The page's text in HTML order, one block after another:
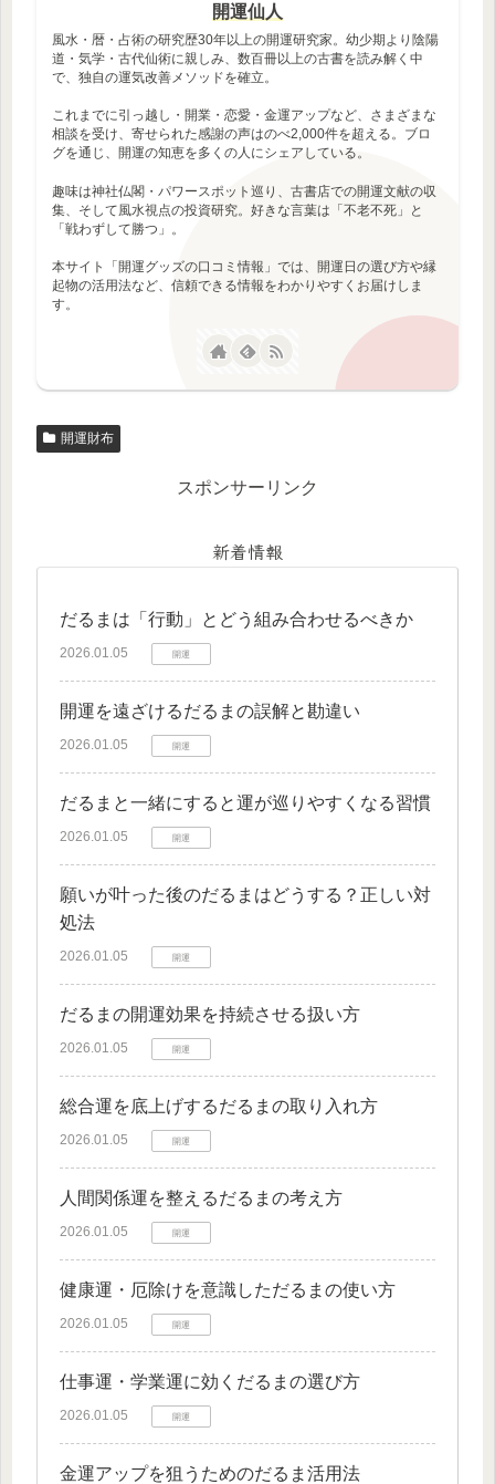
開運仙人
風水・暦・占術の研究歴30年以上の開運研究家。幼少期より陰陽
道・気学・古代仙術に親しみ、数百冊以上の古書を読み解く中
で、独自の運気改善メソッドを確立。
これまでに引っ越し・開業・恋愛・金運アップなど、さまざまな
相談を受け、寄せられた感謝の声はのべ2,000件を超える。ブロ
グを通じ、開運の知恵を多くの人にシェアしている。
趣味は神社仏閣・パワースポット巡り、古書店での開運文献の収
集、そして風水視点の投資研究。好きな言葉は「不老不死」と
「戦わずして勝つ」。
本サイト「開運グッズの口コミ情報」では、開運日の選び方や縁
起物の活用法など、信頼できる情報をわかりやすくお届けしま
す。
開運財布
スポンサーリンク
新着情報
だるまは「行動」とどう組み合わせるべきか
2026.01.05 開運
開運を遠ざけるだるまの誤解と勘違い
2026.01.05 開運
だるまと一緒にすると運が巡りやすくなる習慣
2026.01.05 開運
願いが叶った後のだるまはどうする？正しい対
処法
2026.01.05 開運
だるまの開運効果を持続させる扱い方
2026.01.05 開運
総合運を底上げするだるまの取り入れ方
2026.01.05 開運
人間関係運を整えるだるまの考え方
2026.01.05 開運
健康運・厄除けを意識しただるまの使い方
2026.01.05 開運
仕事運・学業運に効くだるまの選び方
2026.01.05 開運
金運アップを狙うためのだるま活用法